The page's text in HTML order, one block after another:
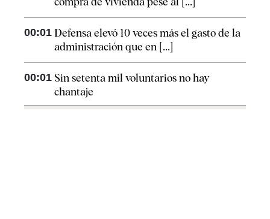
00:01 Defensa elevó 10 veces más el gasto de la
administración que en [...]
00:01 Sin setenta mil voluntarios no hay
chantaje